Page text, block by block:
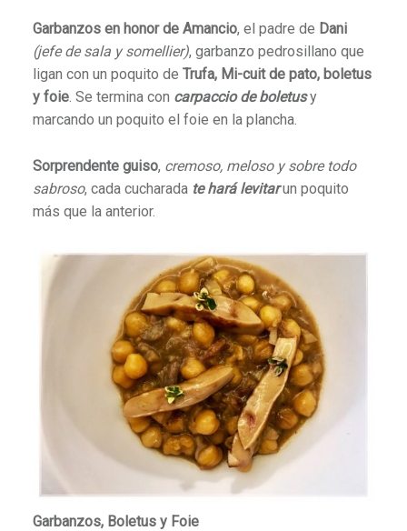
Garbanzos en honor de Amancio, el padre de Dani
(jefe de sala y somellier), garbanzo pedrosillano que
ligan con un poquito de Trufa, Mi-cuit de pato, boletus
y foie. Se termina con carpaccio de boletusy
marcando un poquito el foie en la plancha.
Sorprendente guiso, cremoso, meloso y sobre todo
sabroso, cada cucharada te hará levitarun poquito
más que la anterior.
Garbanzos, Boletus y Foie